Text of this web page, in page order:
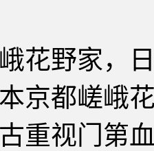
野家，日
都嵯峨花
重视门第